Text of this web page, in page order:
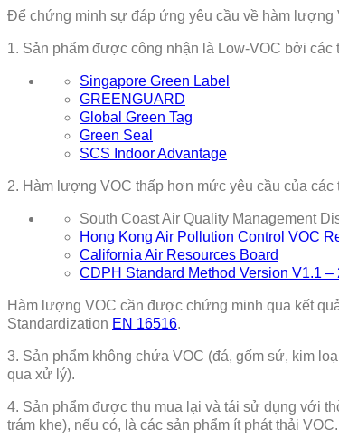
Để chứng minh sự đáp ứng yêu cầu về hàm lượng
1. Sản phẩm được công nhận là Low-VOC bởi
Singapore Green Label
GREENGUARD
Global Green Tag
Green Seal
SCS Indoor Advantage
2. Hàm lượng VOC thấp hơn mức yêu cầu của
South Coast Air Quality Management
Hong Kong Air Pollution Control VOC
California Air Resources Board
CDPH Standard Method Version V1.1 –
Hàm lượng VOC cần được chứng minh qua kết
Standardization EN 16516.
3. Sản phẩm không chứa VOC (đá, gốm sứ, kim
qua xử lý).
4. Sản phẩm được thu mua lại và tái sử dụng với
trám khe), nếu có, là các sản phẩm ít phát thải VOC.